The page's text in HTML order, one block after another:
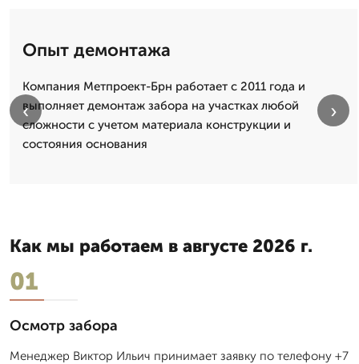
Опыт демонтажа
Компания Метпроект-Брн работает с 2011 года и
выполняет демонтаж забора на участках любой
сложности с учетом материала конструкции и
состояния основания
‹ ›
Как мы работаем в августе 2026 г.
01
Осмотр забора
Менеджер Виктор Ильич принимает заявку по телефону +7